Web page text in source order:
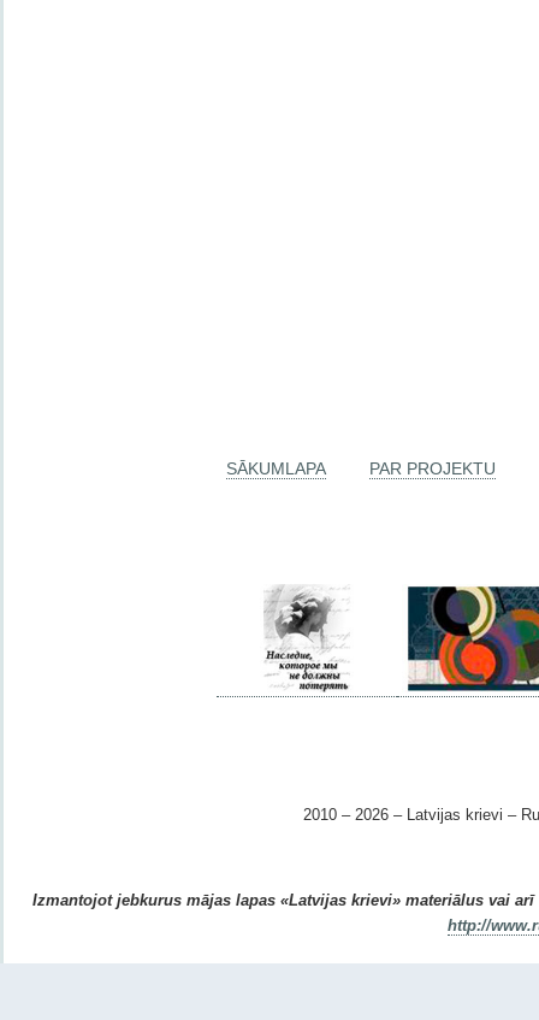
SĀKUMLAPA PAR PROJEKTU
2010 – 2026 – Latvijas krievi –
Izmantojot jebkurus mājas lapas «Latvijas krievi» materiālus vai
http://